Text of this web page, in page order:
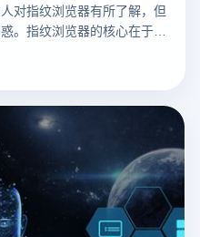
对指纹浏览器有所了解，但
。指纹浏览器的核心在于其
些选择指纹浏览器时应考虑